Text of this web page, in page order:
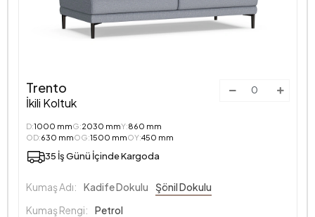
Trento
İkili Koltuk
D:1000 mmG:2030 mmY:860 mm
OD:630 mmOG:1500 mmOY:450 mm
35 İş Günü İçinde Kargoda
Kumaş Adı: Kadife Dokulu
Şönil Dokulu
Kumaş Rengi:
Petrol